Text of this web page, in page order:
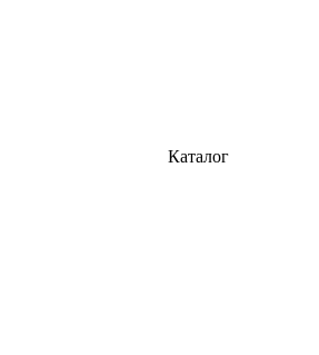
Каталог